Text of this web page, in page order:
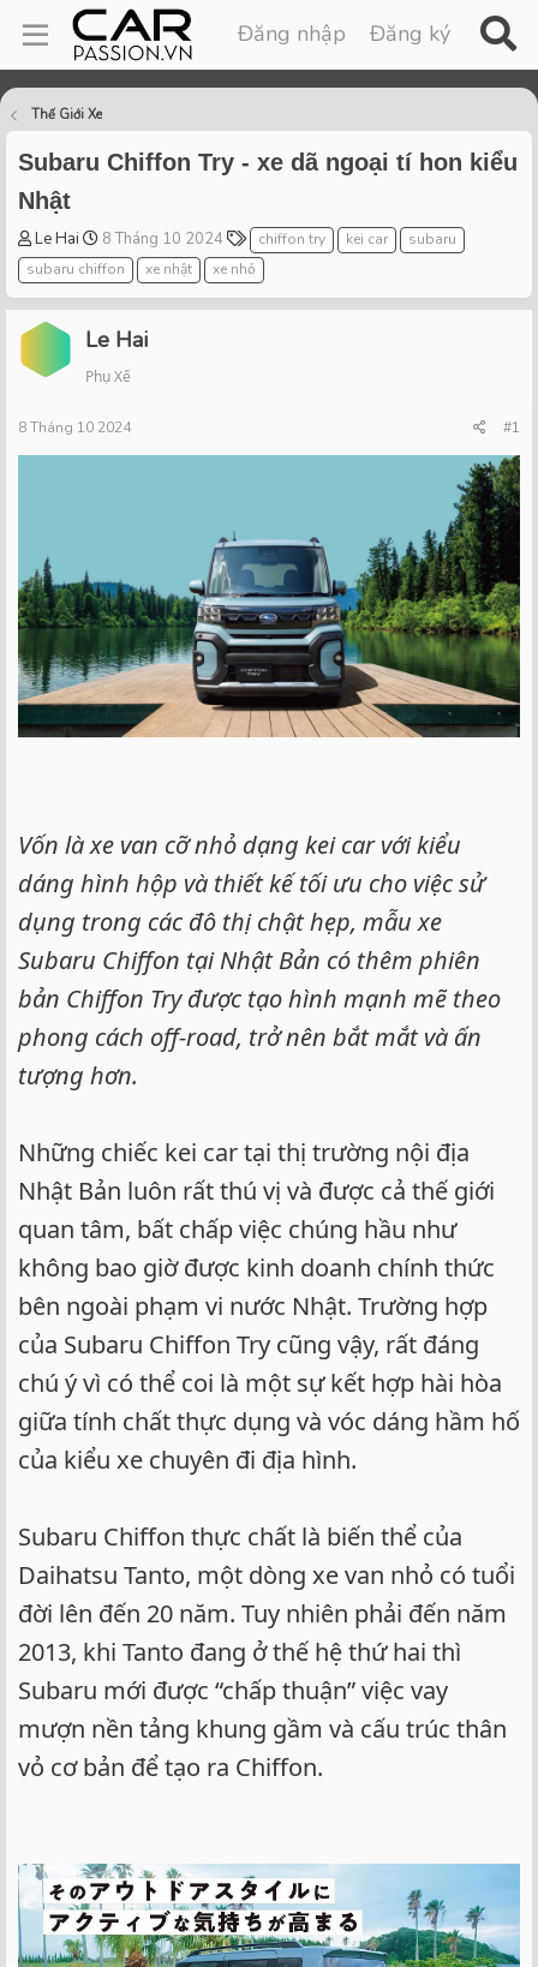
Đăng nhập Đăng ký
Thế Giới Xe
Subaru Chiffon Try - xe dã ngoại tí hon kiểu
Nhật
T
h
r
e
a
s
a
r
Le Hai
S
t
a
r
t
a
e
8 Tháng 10 2024
T
a
g
s
chiffon try kei car
subaru
subaru chiffon
xe nhật xe nhỏ
Le Hai
Phụ Xế
8 Tháng 10 2024 #1
Vốn là xe van cỡ nhỏ dạng kei car với kiểu
dáng hình hộp và thiết kế tối ưu cho việc sử
dụng trong các đô thị chật hẹp, mẫu xe
Subaru Chiffon tại Nhật Bản có thêm phiên
bản Chiffon Try được tạo hình mạnh mẽ theo
phong cách off-road, trở nên bắt mắt và ấn
tượng hơn.
Những chiếc kei car tại thị trường nội địa
Nhật Bản luôn rất thú vị và được cả thế giới
quan tâm, bất chấp việc chúng hầu như
không bao giờ được kinh doanh chính thức
bên ngoài phạm vi nước Nhật. Trường hợp
của Subaru Chiffon Try cũng vậy, rất đáng
chú ý vì có thể coi là một sự kết hợp hài hòa
giữa tính chất thực dụng và vóc dáng hầm hố
của kiểu xe chuyên đi địa hình.
Subaru Chiffon thực chất là biến thể của
Daihatsu Tanto, một dòng xe van nhỏ có tuổi
đời lên đến 20 năm. Tuy nhiên phải đến năm
2013, khi Tanto đang ở thế hệ thứ hai thì
Subaru mới được “chấp thuận” việc vay
mượn nền tảng khung gầm và cấu trúc thân
vỏ cơ bản để tạo ra Chiffon.